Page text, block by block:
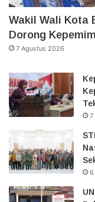
Wakil Wali Kota
Dorong
7 Agustus 2026
7
6